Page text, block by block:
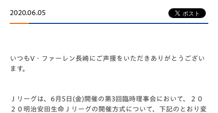
2020.06.05
いつもV・ファーレン長崎にご声援をいただきありがとうござい
ます。
Ｊリーグは、6月5日(金)開催の第3回臨時理事会において、２０
２０明治安田生命Ｊリーグの開催方式について、下記のとおり変